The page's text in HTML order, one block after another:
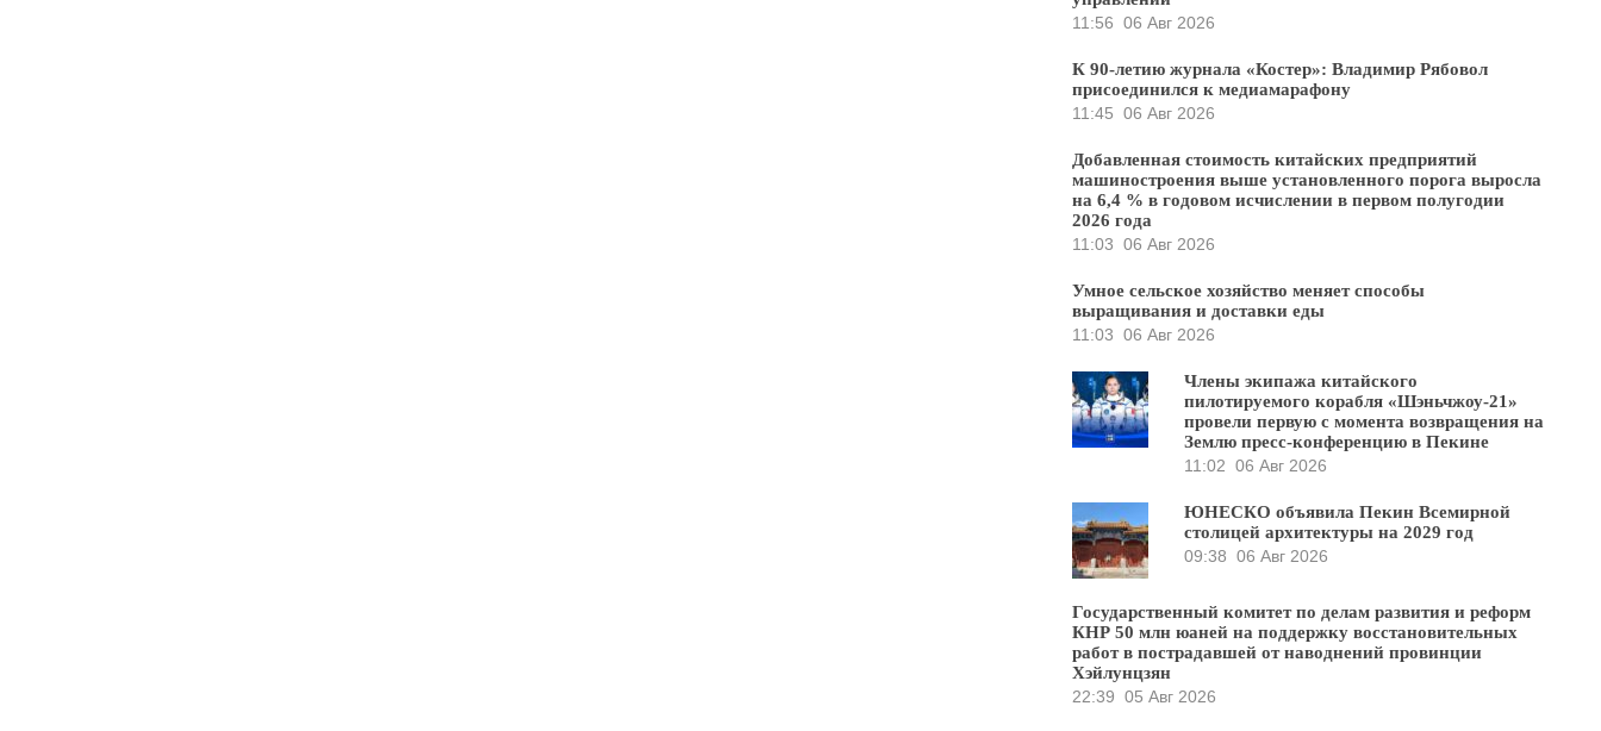
11:56 06 Авг 2026
К 90-летию журнала «Костер»: Владимир Рябовол
присоединился к медиамарафону
11:45 06 Авг 2026
Добавленная стоимость китайских предприятий
машиностроения выше установленного порога выросла
на 6,4 % в годовом исчислении в первом полугодии
2026 года
11:03 06 Авг 2026
Умное сельское хозяйство меняет способы
выращивания и доставки еды
11:03 06 Авг 2026
Члены экипажа китайского
пилотируемого корабля «Шэньчжоу-21»
провели первую с момента возвращения на
Землю пресс-конференцию в Пекине
11:02 06 Авг 2026
ЮНЕСКО объявила Пекин Всемирной
столицей архитектуры на 2029 год
09:38 06 Авг 2026
Государственный комитет по делам развития и реформ
КНР 50 млн юаней на поддержку восстановительных
работ в пострадавшей от наводнений провинции
Хэйлунцзян
22:39 05 Авг 2026